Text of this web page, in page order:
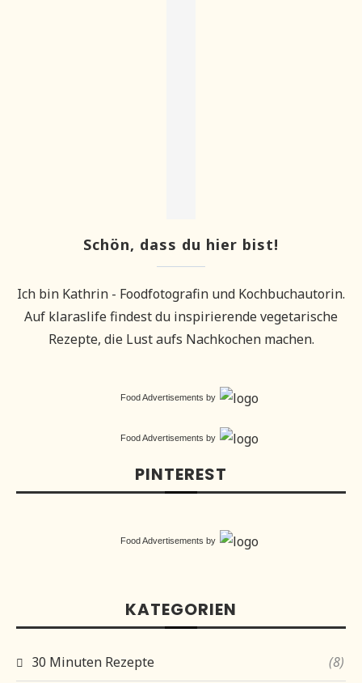
Schön, dass du hier bist!
Ich bin Kathrin - Foodfotografin und Kochbuchautorin.
Auf klaraslife findest du inspirierende vegetarische
Rezepte, die Lust aufs Nachkochen machen.
Food Advertisements by
Food Advertisements by
PINTEREST
Food Advertisements by
KATEGORIEN
30 Minuten Rezepte (8)